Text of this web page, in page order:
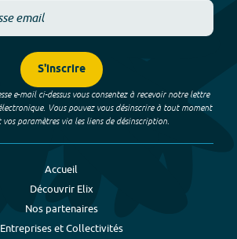
S'inscrire
e-mail ci-dessus vous consentez à recevoir notre lettre
Vous pouvez vous désinscrire à tout moment
paramètres via les liens de désinscription.
Accueil
Découvrir Elix
Nos partenaires
Entreprises et Collectivités